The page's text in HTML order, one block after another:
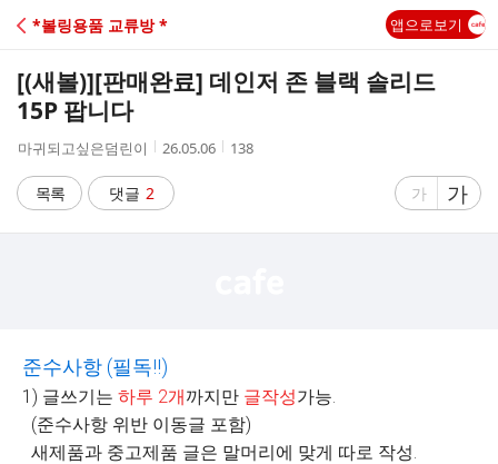
C
A
*볼링용품 교류방 * 앱으로보기
[(새볼)][판매완료] 데인저 존 블랙 솔리드
15P 팝니다
작
자
마귀되고싶은덤린이
작
시
간
26.05.06
조
138
목록 댓글 2
글
가
글
자
가
준수사항 (필독!!)
1) 글쓰기는 하루 2개까지만 글작성가능.
(준수사항 위반 이동글 포함)
새제품과 중고제품 글은 말머리에 맞게 따로 작성.